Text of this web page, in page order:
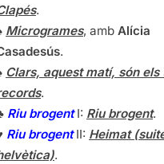
.
Microgrames, amb Alícia
.
Clars, aquest matí, són els
.
Riu brogentI: Riu brogent.
Riu brogentII: Heimat
.